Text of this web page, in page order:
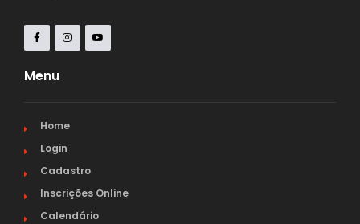
Menu
Home
Login
Cadastro
Inscrições Online
Calendário